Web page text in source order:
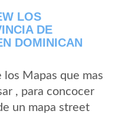
LOS
DE
DOMINICAN
Mapas que mas
, para concocer
un mapa street